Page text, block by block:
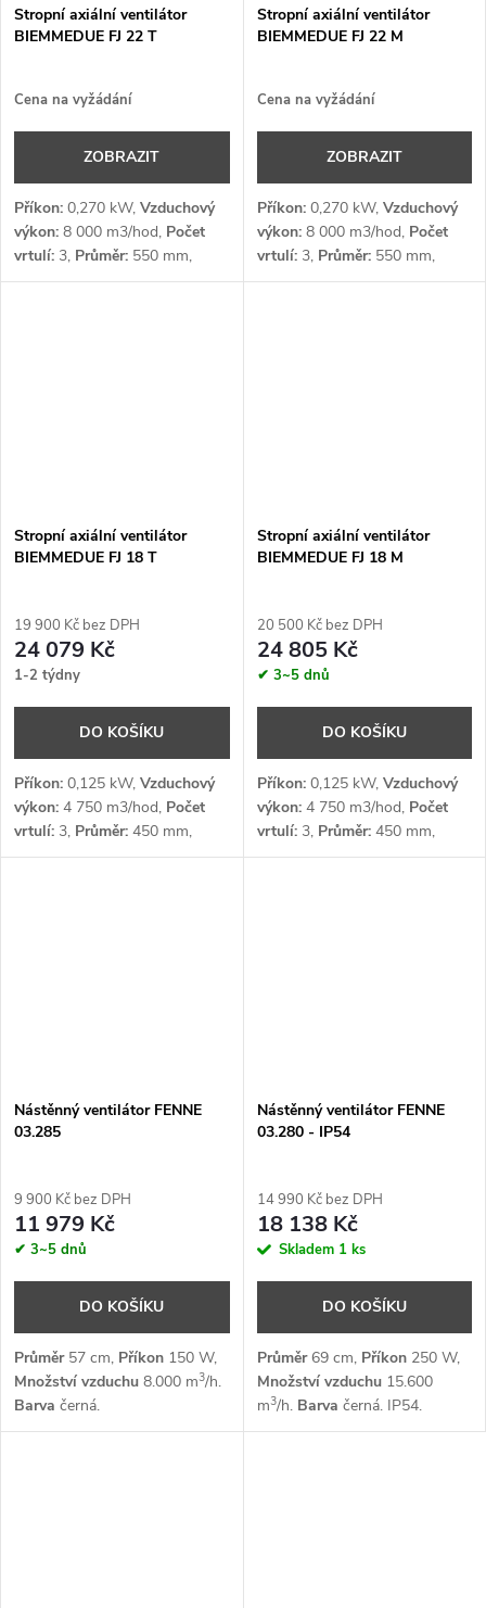
Stropní axiální ventilátor
BIEMMEDUE FJ 22 T
Cena na vyžádání
ZOBRAZIT
Příkon: 0,270 kW, Vzduchový
výkon: 8 000 m3/hod, Počet
vrtulí: 3, Průměr: 550 mm,
Otáčky:940 ot/min,Napětí:3 x
Stropní axiální ventilátor
BIEMMEDUE FJ 22 M
Cena na vyžádání
ZOBRAZIT
Příkon:0,270 kW, Vzduchový
výkon:8 000 m3/hod, Počet
vrtulí:3, Průměr:550 mm,
Otáčky:940 ot/min,Napětí:1 x
Stropní axiální ventilátor
BIEMMEDUE FJ 18 T
19 900 Kč bez DPH
24 079 Kč
1-2 týdny
DO KOŠÍKU
Příkon: 0,125 kW, Vzduchový
výkon: 4 750 m3/hod, Počet
vrtulí: 3, Průměr: 450 mm,
Otáčky: 940ot/min,Napětí: 3 x
Stropní axiální ventilátor
BIEMMEDUE FJ 18 M
20 500 Kč bez DPH
24 805 Kč
✔ 3~5 dnů
DO KOŠÍKU
Příkon: 0,125kW, Vzduchový
výkon: 4 750m3/hod, Počet
vrtulí:3, Průměr: 450mm,
Otáčky: 940ot/min,Napětí: 1 x
Nástěnný ventilátor FENNE
03.285
9 900 Kč bez DPH
11 979 Kč
✔ 3~5 dnů
DO KOŠÍKU
Průměr57 cm, Příkon 150 W,
Množství vzduchu 8.000 m3/h.
Barva černá.
Nástěnný ventilátor FENNE
03.280 - IP54
14 990 Kč bez DPH
18 138 Kč
Skladem 1 ks
DO KOŠÍKU
Průměr69 cm, Příkon250 W,
Množství vzduchu15.600
m3/h. Barva černá. IP54.